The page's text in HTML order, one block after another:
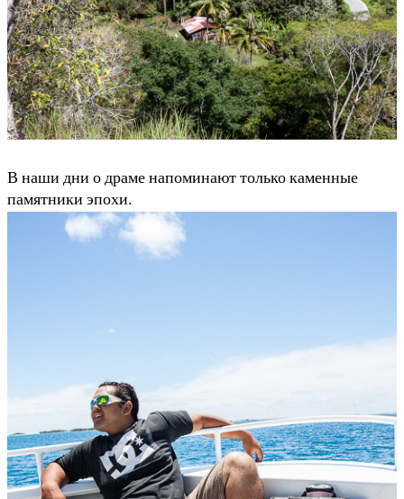
В наши дни о драме напоминают только каменные
памятники эпохи.